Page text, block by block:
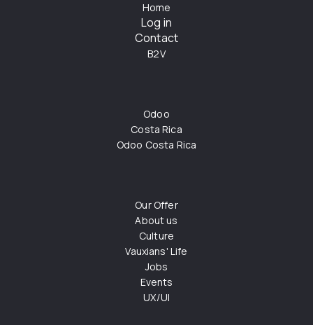
Home
Log in
Contact
B2V
Odoo
Costa Rica
Odoo Costa Rica
Our Offer
About us
Culture
Vauxians' Life
Jobs
Events
UX/UI